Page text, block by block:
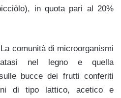
in quota pari al 20%
comunità di microorganismi
nel legno e quella
bucce dei frutti conferiti
di tipo lattico, acetico e